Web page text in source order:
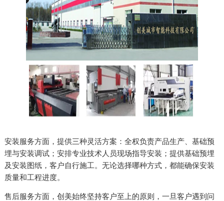
安装服务方面，提供三种灵活方案：全权负责产品生产、基础预
埋与安装调试；安排专业技术人员现场指导安装；提供基础预埋
及安装图纸，客户自行施工。无论选择哪种方式，都能确保安装
质量和工程进度。
售后服务方面，创美始终坚持客户至上的原则，一旦客户遇到问